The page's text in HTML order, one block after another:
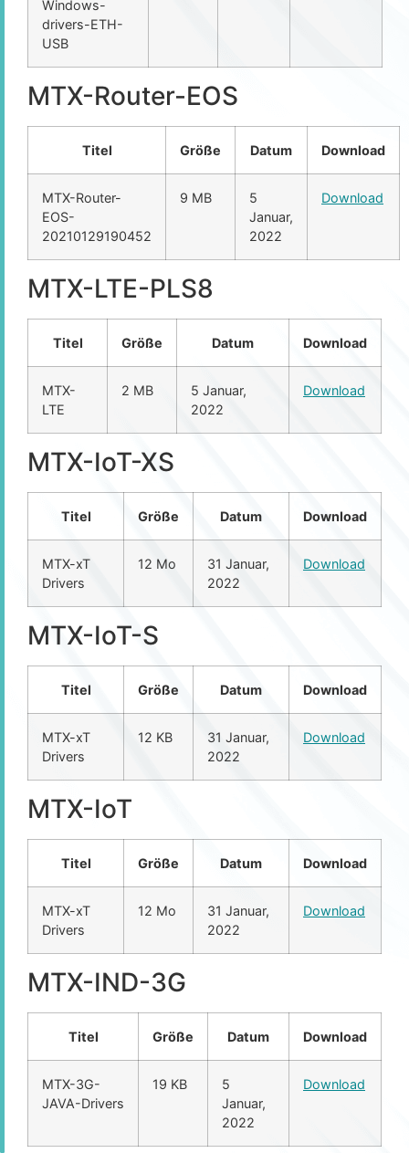
Windows-
drivers-ETH-
USB
MTX-Router-EOS
Titel Größe Datum Download
MTX-Router-
EOS-
20210129190452
9 MB
5
Januar,
2022
Download
MTX-LTE-PLS8
Titel Größe Datum Download
MTX-
LTE
2 MB
5 Januar,
2022
Download
MTX-IoT-XS
Titel Größe Datum Download
MTX-xT
Drivers
12 Mo
31 Januar,
2022
Download
MTX-IoT-S
Titel Größe Datum Download
MTX-xT
Drivers
12 KB
31 Januar,
2022
Download
MTX-IoT
Titel Größe Datum Download
MTX-xT
Drivers
12 Mo
31 Januar,
2022
Download
MTX-IND-3G
Titel Größe Datum Download
MTX-3G-
JAVA-Drivers
19 KB
5
Januar,
2022
Download